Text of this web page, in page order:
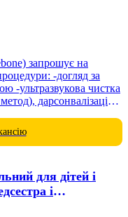
на
-догляд за
ультразвукова чистка
дарсонвалізація
включно...
для дітей і
і